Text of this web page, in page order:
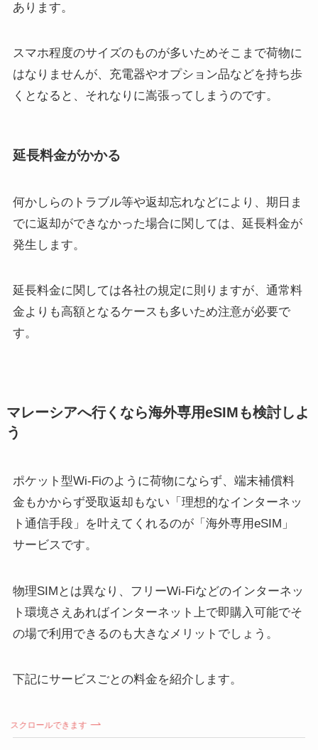
あります。
スマホ程度のサイズのものが多いためそこまで荷物に
はなりませんが、充電器やオプション品などを持ち歩
くとなると、それなりに嵩張ってしまうのです。
延長料金がかかる
何かしらのトラブル等や返却忘れなどにより、期日ま
でに返却ができなかった場合に関しては、延長料金が
発生します。
延長料金に関しては各社の規定に則りますが、通常料
金よりも高額となるケースも多いため注意が必要で
す。
マレーシアへ行くなら海外専用eSIMも検討しよ
う
ポケット型Wi-Fiのように荷物にならず、端末補償料
金もかからず受取返却もない「理想的なインターネッ
ト通信手段」を叶えてくれるのが「海外専用eSIM」
サービスです。
物理SIMとは異なり、フリーWi-Fiなどのインターネッ
ト環境さえあればインターネット上で即購入可能でそ
の場で利用できるのも大きなメリットでしょう。
下記にサービスごとの料金を紹介します。
スクロールできます